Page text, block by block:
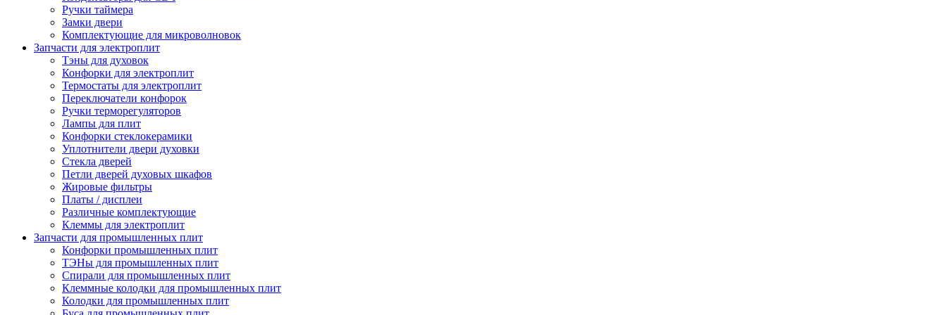
Ручки таймера
Замки двери
Комплектующие для микроволновок
Запчасти для электроплит
Тэны для духовок
Конфорки для электроплит
Термостаты для электроплит
Переключатели конфорок
Ручки терморегуляторов
Лампы для плит
Конфорки стеклокерамики
Уплотнители двери духовки
Стекла дверей
Петли дверей духовых шкафов
Жировые фильтры
Платы / дисплеи
Различные комплектующие
Клеммы для электроплит
Запчасти для промышленных плит
Конфорки промышленных плит
ТЭНы для промышленных плит
Спирали для промышленных плит
Клеммные колодки для промышленных плит
Колодки для промышленных плит